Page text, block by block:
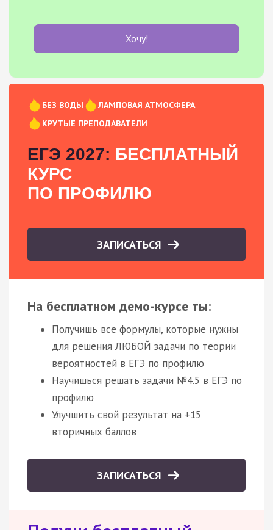
Хочу!
БЕЗ ВОДЫ
ЛАМПОВАЯ АТМОСФЕРА
КРУТЫЕ ПРЕПОДАВАТЕЛИ
ЕГЭ 2027: БЕСПЛАТНЫЙ
КУРС
ПО ПРОФИЛЮ
ЗАПИСАТЬСЯ
На бесплатном демо-курсе ты:
Получишь все формулы, которые нужны
для решения ЛЮБОЙ задачи по теории
вероятностей в ЕГЭ по профилю
Научишься решать задачи №4.5 в ЕГЭ по
профилю
Улучшить свой результат на +15
вторичных баллов
ЗАПИСАТЬСЯ